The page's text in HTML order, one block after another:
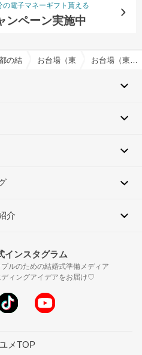
電子マネーギフト貰える
ンペーン実施中
の結婚式場お台場（東京都）の結婚式場
お台場（東京都）の会費制結婚式OKでおすすめの結婚式場・挙式会場一覧
介
インスタグラム
ルのための結婚式準備メディア
ィングアイデアをお届け♡
メTOP